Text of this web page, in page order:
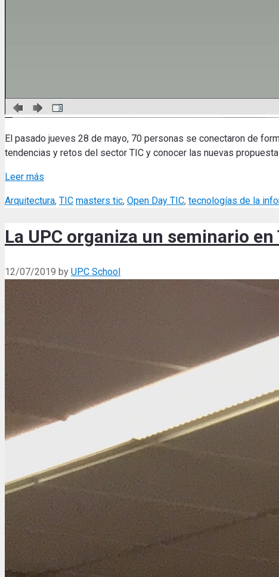
El pasado jueves 28 de mayo, 70 personas se conectaron de
tendencias y retos del sector TIC y conocer las nuevas
Leer más
Categories
Arquitectura, TIC Tags
masters tic, Open Day TIC, tecnologías de la
La UPC organiza un seminario
12/07/2019 by UPC School